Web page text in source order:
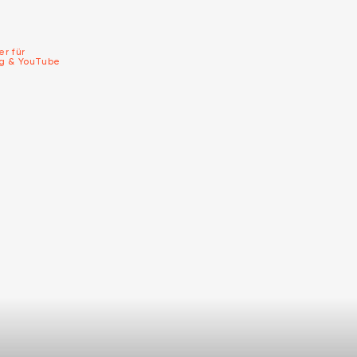
für
& YouTube